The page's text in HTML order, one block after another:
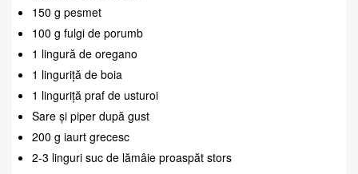
150 g pesmet
100 g fulgi de porumb
1 lingură de oregano
1 linguriță de boia
1 linguriță praf de usturoi
Sare și piper după gust
200 g iaurt grecesc
2-3 linguri suc de lămâie proaspăt stors